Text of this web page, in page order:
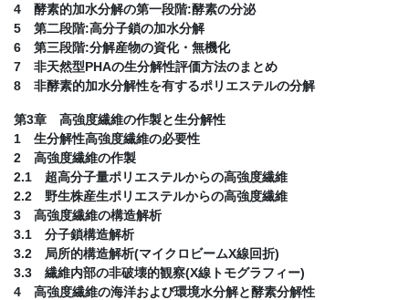
4 酵素的加水分解の第一段階:酵素の分泌
5 第二段階:高分子鎖の加水分解
6 第三段階:分解産物の資化・無機化
7 非天然型PHAの生分解性評価方法のまとめ
8 非酵素的加水分解性を有するポリエステルの分解
第3章 高強度繊維の作製と生分解性
1 生分解性高強度繊維の必要性
2 高強度繊維の作製
2.1 超高分子量ポリエステルからの高強度繊維
2.2 野生株産生ポリエステルからの高強度繊維
3 高強度繊維の構造解析
3.1 分子鎖構造解析
3.2 局所的構造解析(マイクロビームX線回折)
3.3 繊維内部の非破壊的観察(X線トモグラフィー)
4 高強度繊維の海洋および環境水分解と酵素分解性